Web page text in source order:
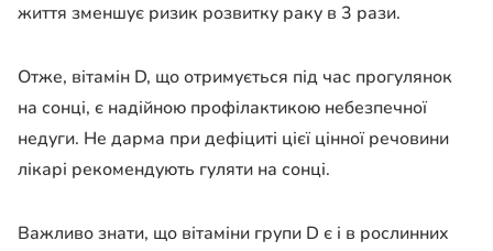
життя зменшує ризик розвитку раку в 3 рази.
Отже, вітамін D, що отримується під час прогулянок
на сонці, є надійною профілактикою небезпечної
недуги. Не дарма при дефіциті цієї цінної речовини
лікарі рекомендують гуляти на сонці.
Важливо знати, що вітаміни групи D є і в рослинних